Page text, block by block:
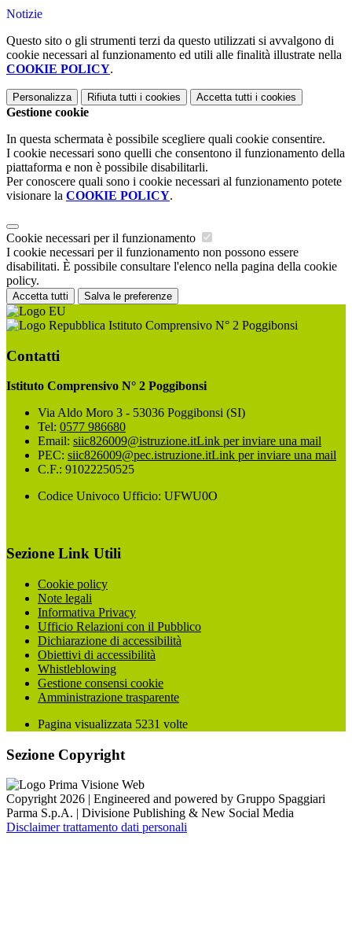
Notizie
Questo sito o gli strumenti terzi da questo utilizzati si avvalgono di
cookie necessari al funzionamento ed utili alle finalità illustrate nella
COOKIE POLICY.
Personalizza Rifiuta tutti i cookies Accetta tutti i cookies
Gestione cookie
In questa schermata è possibile scegliere quali cookie consentire.
I cookie necessari sono quelli che consentono il funzionamento della
piattaforma e non è possibile disabilitarli.
Per conoscere quali sono i cookie necessari al funzionamento potete
visionare la COOKIE POLICY.
Cookie necessari per il funzionamento
I cookie necessari per il funzionamento non possono essere
disabilitati. È possibile consultare l'elenco nella pagina della cookie
policy.
Accetta tutti Salva le preferenze
Istituto Comprensivo N° 2 Poggibonsi
Contatti
Istituto Comprensivo N° 2 Poggibonsi
Via Aldo Moro 3 - 53036 Poggibonsi (SI)
Tel: 0577 986680
Email: siic826009@istruzione.itLink per inviare una mail
PEC: siic826009@pec.istruzione.itLink per inviare una mail
C.F.: 91022250525
Codice Univoco Ufficio: UFWU0O
Sezione Link Utili
Cookie policy
Note legali
Informativa Privacy
Ufficio Relazioni con il Pubblico
Dichiarazione di accessibilità
Obiettivi di accessibilità
Whistleblowing
Gestione consensi cookie
Amministrazione trasparente
Pagina visualizzata 5231 volte
Sezione Copyright
Copyright 2026 | Engineered and powered by Gruppo Spaggiari
Parma S.p.A. | Divisione Publishing & New Social Media
Disclaimer trattamento dati personali